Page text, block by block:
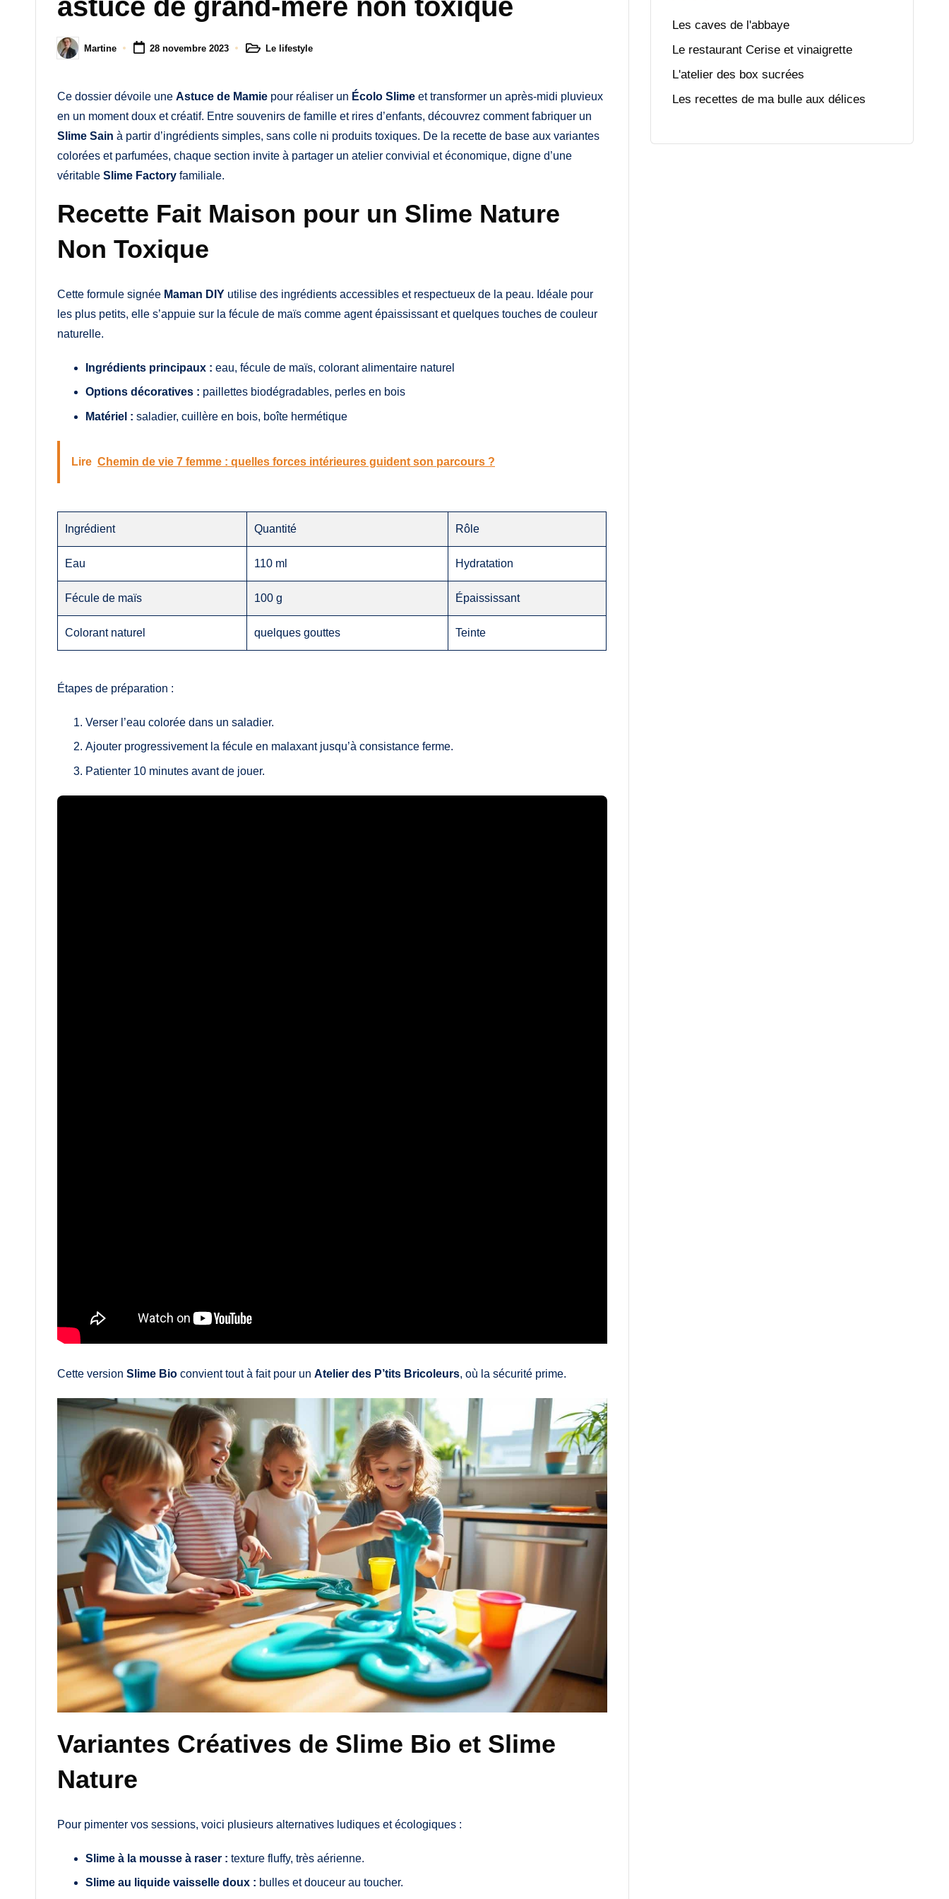
astuce de grand-mère non toxique
Posted
by
Martine 28 novembre 2023
PostedLe lifestyle
Ce dossier dévoile une Astuce de Mamie pour réaliser un Écolo Slime et transformer un après-midi pluvieux
en un moment doux et créatif. Entre souvenirs de famille et rires d’enfants, découvrez comment fabriquer un
Slime Sain à partir d’ingrédients simples, sans colle ni produits toxiques. De la recette de base aux variantes
colorées et parfumées, chaque section invite à partager un atelier convivial et économique, digne d’une
véritable Slime Factory familiale.
Recette Fait Maison pour un Slime Nature
Non Toxique
Cette formule signée Maman DIY utilise des ingrédients accessibles et respectueux de la peau. Idéale pour
les plus petits, elle s’appuie sur la fécule de maïs comme agent épaississant et quelques touches de couleur
naturelle.
Ingrédients principaux : eau, fécule de maïs, colorant alimentaire naturel
Options décoratives : paillettes biodégradables, perles en bois
Matériel : saladier, cuillère en bois, boîte hermétique
Lire Chemin de vie 7 femme : quelles forces intérieures guident son parcours ?
Ingrédient Quantité Rôle
Eau 110 ml Hydratation
Fécule de maïs 100 g Épaississant
Colorant naturel quelques gouttes Teinte
Étapes de préparation :
Verser l’eau colorée dans un saladier.
Ajouter progressivement la fécule en malaxant jusqu’à consistance ferme.
Patienter 10 minutes avant de jouer.
Cette version Slime Bio convient tout à fait pour un Atelier des P’tits Bricoleurs, où la sécurité prime.
Variantes Créatives de Slime Bio et Slime
Nature
Pour pimenter vos sessions, voici plusieurs alternatives ludiques et écologiques :
Slime à la mousse à raser : texture fluffy, très aérienne.
Slime au liquide vaisselle doux : bulles et douceur au toucher.
Les caves de l'abbaye
Le restaurant Cerise et vinaigrette
L'atelier des box sucrées
Les recettes de ma bulle aux délices